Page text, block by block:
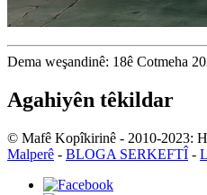
Dema weşandinê: 18ê Cotmeha
Agahiyên têkildar
© Mafê Kopîkirinê - 2010-2023:
Malperê - BLOGA SERKEFTÎ -